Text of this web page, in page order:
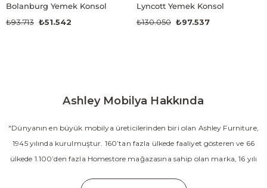
Bolanburg Yemek Konsol
₺51.542
₺93.713
Lyncott Yemek Konsol
₺97.537
₺130.050
Ashley Mobilya Hakkında
"Dünyanın en büyük mobilya üreticilerinden biri olan Ashley Furniture,
1945 yılında kurulmuştur. 160’tan fazla ülkede faaliyet gösteren ve 66
ülkede 1.100’den fazla Homestore mağazasına sahip olan marka, 16 yılı